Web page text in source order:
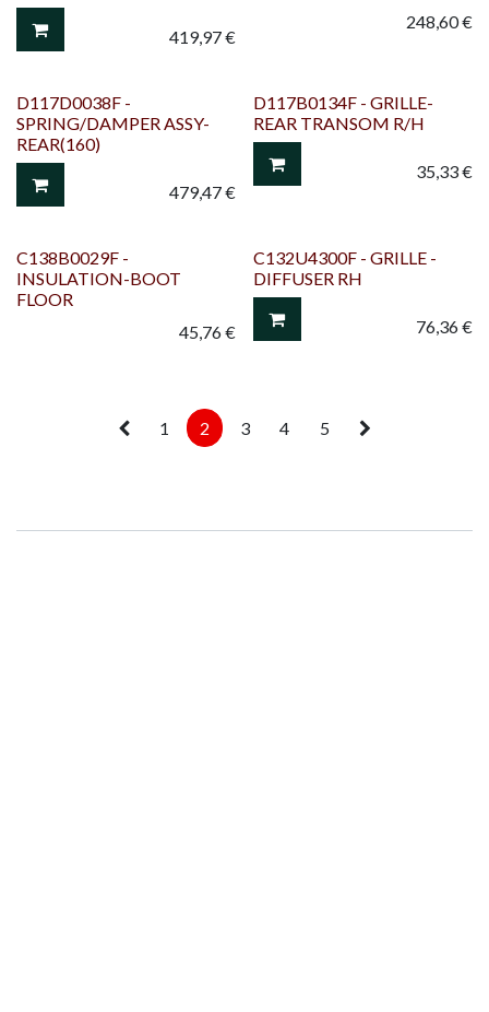
419,97€
248,60€
D117D0038F -
SPRING/DAMPER ASSY-
REAR(160)
479,47€
D117B0134F - GRILLE-
REAR TRANSOM R/H
35,33€
C138B0029F -
INSULATION-BOOT
FLOOR
45,76€
C132U4300F - GRILLE -
DIFFUSER RH
76,36€
1 2 3 4 5